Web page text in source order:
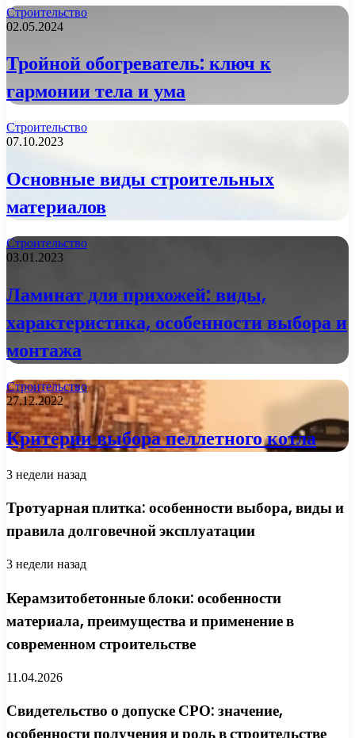
Строительство
02.05.2024
Тройной обогреватель: ключ к
гармонии тела и ума
Строительство
07.10.2023
Основные виды строительных
материалов
Строительство
03.01.2023
Ламинат для прихожей: виды,
характеристика, особенности выбора и
монтажа
Строительство
27.12.2022
Критерии выбора пеллетного котла
3 недели назад
Тротуарная плитка: особенности выбора, виды и
правила долговечной эксплуатации
3 недели назад
Керамзитобетонные блоки: особенности
материала, преимущества и применение в
современном строительстве
11.04.2026
Свидетельство о допуске СРО: значение,